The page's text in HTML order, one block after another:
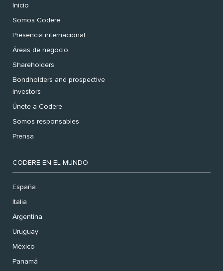
Inicio
Somos Codere
Presencia internacional
Áreas de negocio
Shareholders
Bondholders and prospective
investors
Únete a Codere
Somos responsables
Prensa
CODERE EN EL MUNDO
España
Italia
Argentina
Uruguay
México
Panamá